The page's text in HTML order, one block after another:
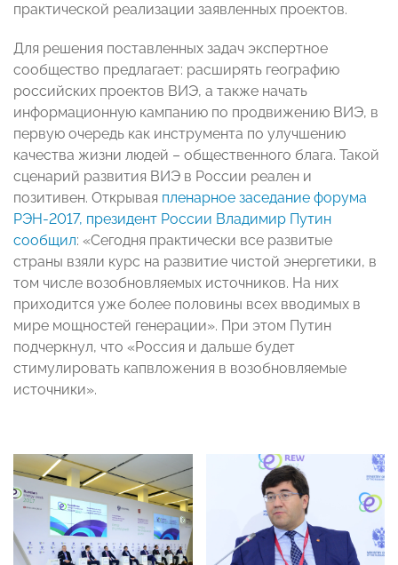
практической реализации заявленных проектов.
Для решения поставленных задач экспертное
сообщество предлагает: расширять географию
российских проектов ВИЭ, а также начать
информационную кампанию по продвижению ВИЭ, в
первую очередь как инструмента по улучшению
качества жизни людей – общественного блага. Такой
сценарий развития ВИЭ в России реален и
позитивен. Открывая пленарное заседание форума
РЭН-2017, президент России Владимир Путин
сообщил: «Сегодня практически все развитые
страны взяли курс на развитие чистой энергетики, в
том числе возобновляемых источников. На них
приходится уже более половины всех вводимых в
мире мощностей генерации». При этом Путин
подчеркнул, что «Россия и дальше будет
стимулировать капвложения в возобновляемые
источники».